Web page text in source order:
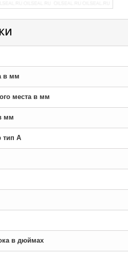
в мм
места в мм
мм
тип A
в дюймах